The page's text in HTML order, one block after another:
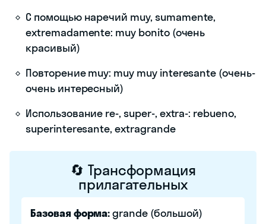
С помощью наречий muy, sumamente,
extremadamente: muy bonito (очень
красивый)
Повторение muy: muy muy interesante (очень-
очень интересный)
Использование re-, super-, extra-: rebueno,
superinteresante, extragrande
🔄 Трансформация
прилагательных
Базовая форма:grande (большой)